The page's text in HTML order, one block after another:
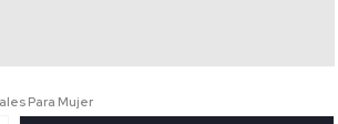
Para Mujer